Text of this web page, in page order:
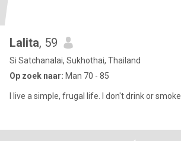
Lalita, 59
Si Satchanalai, Sukhothai, Thailand
Op zoek naar: Man 70 - 85
I live a simple, frugal life. I don't drink or smoke.